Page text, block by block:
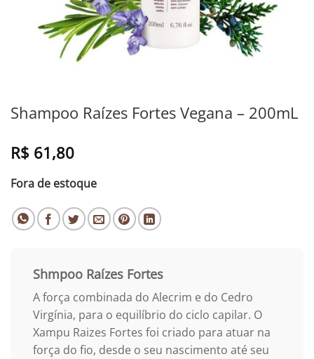
Shampoo Raízes Fortes Vegana – 200mL
R$ 61,80
Fora de estoque
Shmpoo Raízes Fortes
A força combinada do Alecrim e do Cedro
Virgínia, para o equilíbrio do ciclo capilar. O
Xampu Raizes Fortes foi criado para atuar na
força do fio, desde o seu nascimento até seu